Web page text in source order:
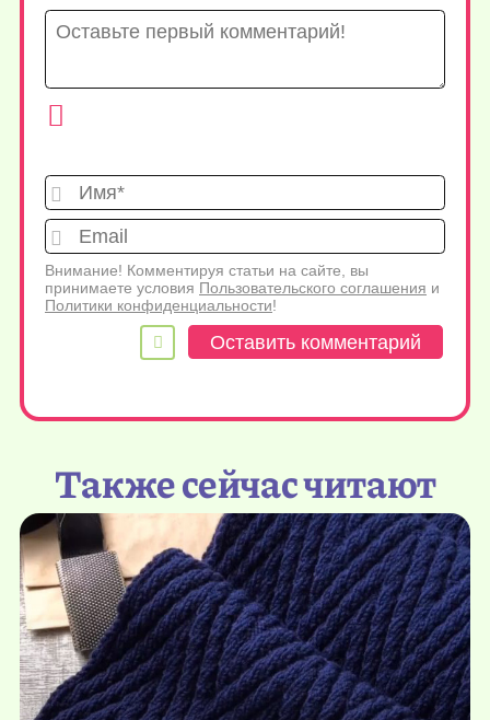
Имя*
Внимание! Комментируя статьи на сайте, вы
принимаете условия Пользовательского соглашения и
Политики конфиденциальности!
Также сейчас читают